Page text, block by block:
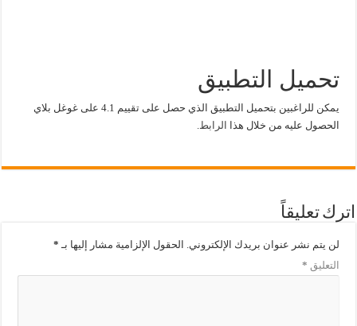
تحميل التطبيق
يمكن للراغبين بتحميل التطبيق الذي حصل على تقييم 4.1 على غوغل بلاي
الحصول عليه من خلال هذا
الرابط.
اترك تعليقاً
لن يتم نشر عنوان بريدك الإلكتروني. الحقول الإلزامية مشار إليها بـ *
التعليق *